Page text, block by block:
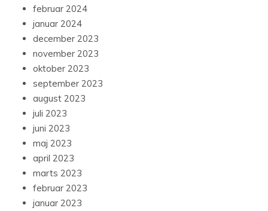
februar 2024
januar 2024
december 2023
november 2023
oktober 2023
september 2023
august 2023
juli 2023
juni 2023
maj 2023
april 2023
marts 2023
februar 2023
januar 2023